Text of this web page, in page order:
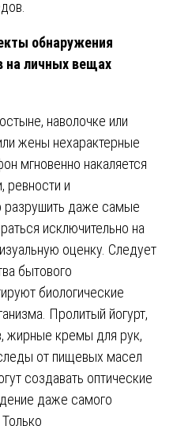
обнаружения
на личных вещах
наволочке или
жены нехарактерные
мгновенно накаляется
ревности и
разрушить даже самые
исключительно на
оценку. Следует
бытового
биологические
Пролитый йогурт,
жирные кремы для рук,
от пищевых масел
создавать оптические
даже самого